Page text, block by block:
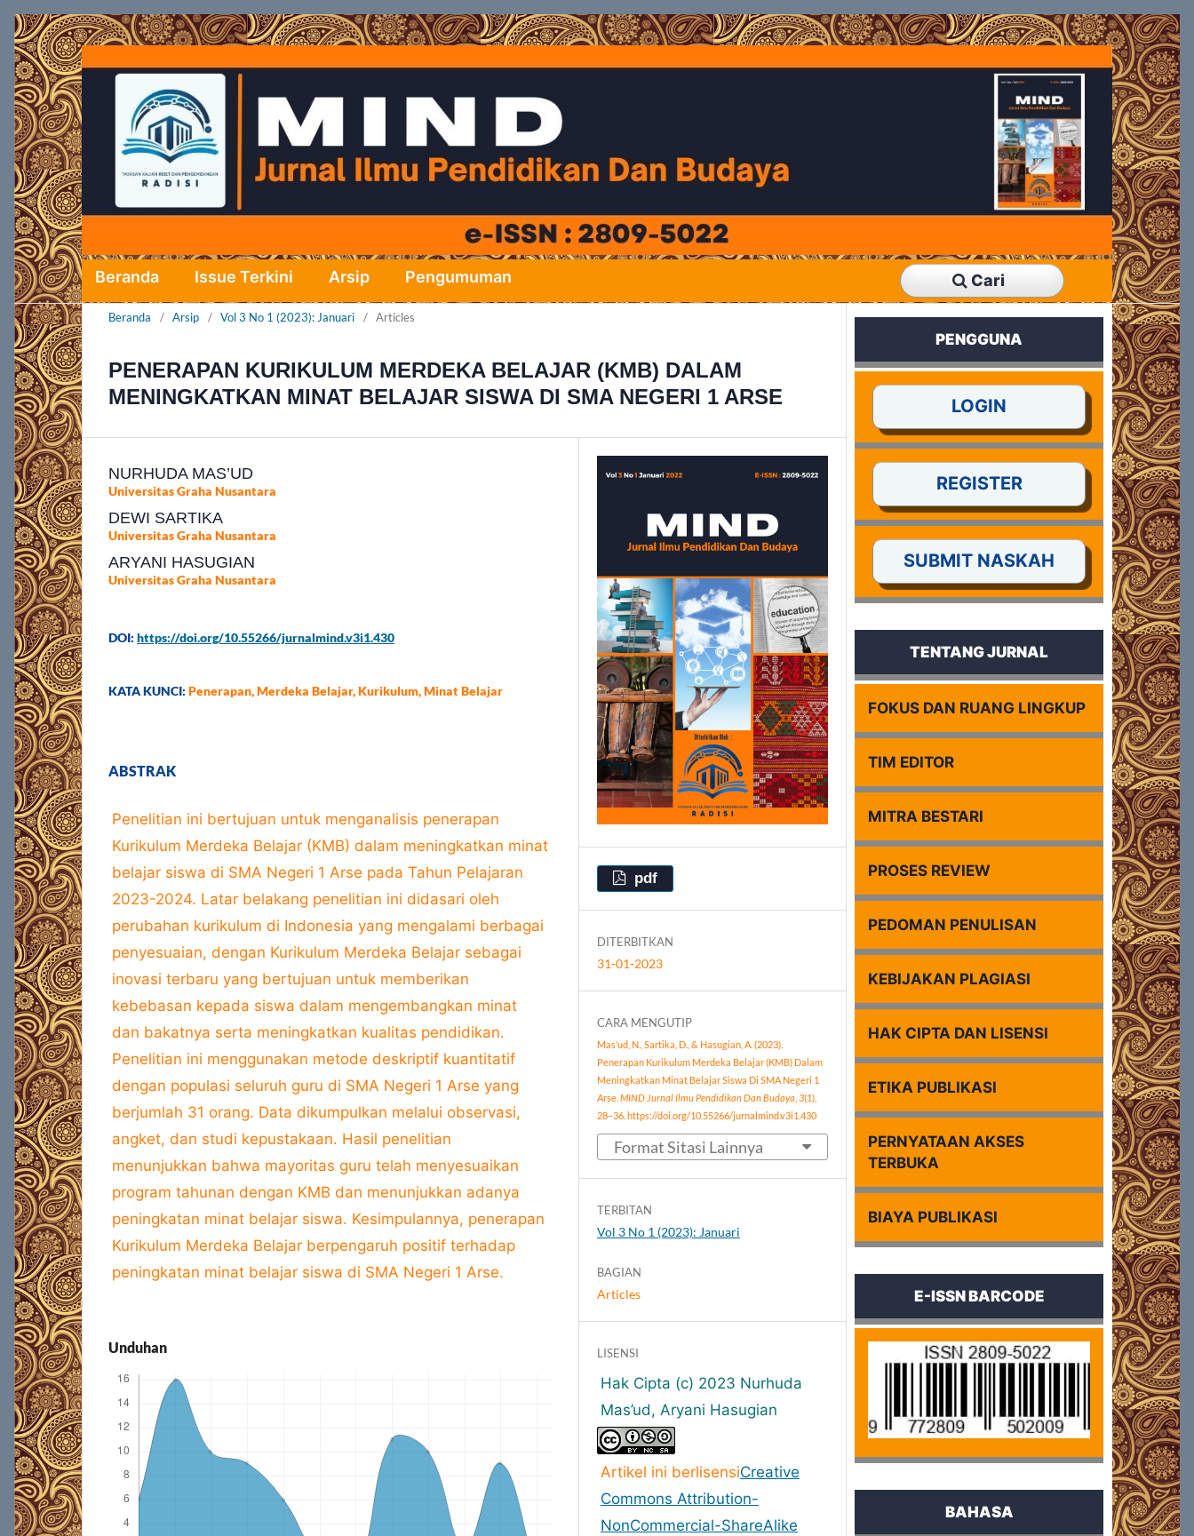
Beranda Issue Terkini Arsip Pengumuman Cari
Beranda / Arsip / Vol 3 No 1 (2023): Januari / Articles
PENERAPAN KURIKULUM MERDEKA BELAJAR (KMB) DALAM
MENINGKATKAN MINAT BELAJAR SISWA DI SMA NEGERI 1 ARSE
NURHUDA MAS’UD
Universitas Graha Nusantara
DEWI SARTIKA
Universitas Graha Nusantara
ARYANI HASUGIAN
Universitas Graha Nusantara
DOI: https://doi.org/10.55266/jurnalmind.v3i1.430
KATA KUNCI: Penerapan, Merdeka Belajar, Kurikulum, Minat Belajar
ABSTRAK
Penelitian ini bertujuan untuk menganalisis penerapan
Kurikulum Merdeka Belajar (KMB) dalam meningkatkan minat
belajar siswa di SMA Negeri 1 Arse pada Tahun Pelajaran
2023-2024. Latar belakang penelitian ini didasari oleh
perubahan kurikulum di Indonesia yang mengalami berbagai
penyesuaian, dengan Kurikulum Merdeka Belajar sebagai
inovasi terbaru yang bertujuan untuk memberikan
kebebasan kepada siswa dalam mengembangkan minat
dan bakatnya serta meningkatkan kualitas pendidikan.
Penelitian ini menggunakan metode deskriptif kuantitatif
dengan populasi seluruh guru di SMA Negeri 1 Arse yang
berjumlah 31 orang. Data dikumpulkan melalui observasi,
angket, dan studi kepustakaan. Hasil penelitian
menunjukkan bahwa mayoritas guru telah menyesuaikan
program tahunan dengan KMB dan menunjukkan adanya
peningkatan minat belajar siswa. Kesimpulannya, penerapan
Kurikulum Merdeka Belajar berpengaruh positif terhadap
peningkatan minat belajar siswa di SMA Negeri 1 Arse.
Unduhan
pdf
DITERBITKAN
31-01-2023
CARA MENGUTIP
Mas’ud, N., Sartika, D., & Hasugian, A. (2023).
Penerapan Kurikulum Merdeka Belajar (KMB) Dalam
Meningkatkan Minat Belajar Siswa Di SMA Negeri 1
Arse.MIND Jurnal Ilmu Pendidikan Dan Budaya ,3(1),
28–36. https://doi.org/10.55266/jurnalmind.v3i1.430
Format Sitasi Lainnya
TERBITAN
Vol 3 No 1 (2023): Januari
BAGIAN
Articles
LISENSI
Hak Cipta (c) 2023 Nurhuda
Mas’ud, Aryani Hasugian
Artikel ini berlisensiCreative
Commons Attribution-
NonCommercial-ShareAlike
PENGGUNA
LOGIN
REGISTER
SUBMIT NASKAH
TENTANG JURNAL
FOKUS DAN RUANG LINGKUP
TIM EDITOR
MITRA BESTARI
PROSES REVIEW
PEDOMAN PENULISAN
KEBIJAKAN PLAGIASI
HAK CIPTA DAN LISENSI
ETIKA PUBLIKASI
PERNYATAAN AKSES
TERBUKA
BIAYA PUBLIKASI
E-ISSN BARCODE
BAHASA